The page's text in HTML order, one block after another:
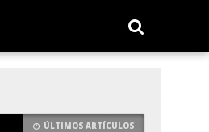
ÚLTIMOS ARTÍCULOS